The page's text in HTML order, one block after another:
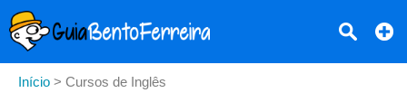
Início > Cursos de Inglês